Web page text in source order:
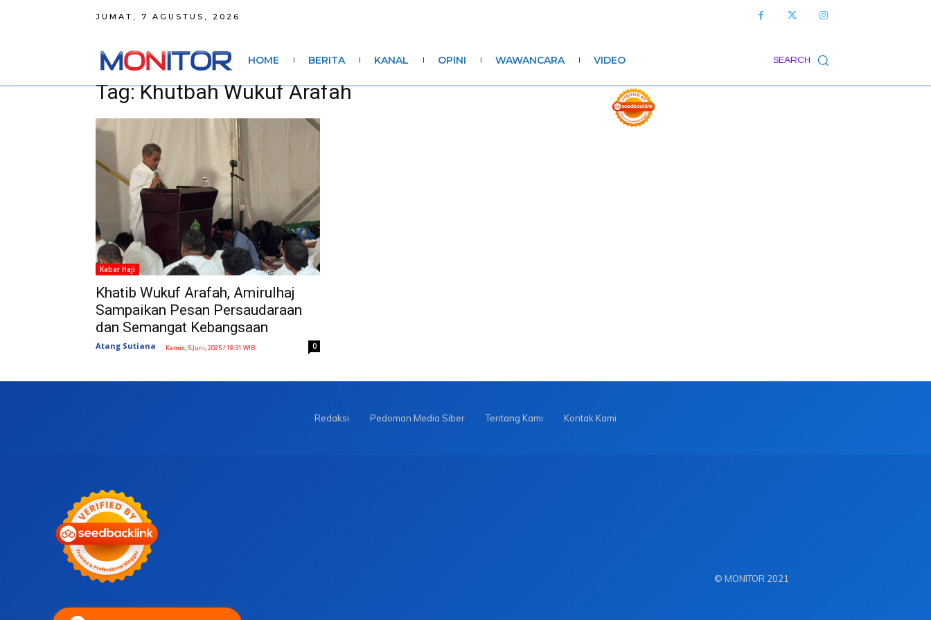
JUMAT, 7 AGUSTUS, 2026
SEARCH
HOME BERITA KANAL OPINI WAWANCARA VIDEO
Tag: Khutbah Wukuf Arafah
Kabar Haji
Khatib Wukuf Arafah, Amirulhaj
Sampaikan Pesan Persaudaraan
dan Semangat Kebangsaan
Atang Sutiana - Kamis, 5 Juni, 2025 / 19:31 WIB 0
Redaksi Pedoman Media Siber Tentang Kami Kontak Kami
© MONITOR 2021